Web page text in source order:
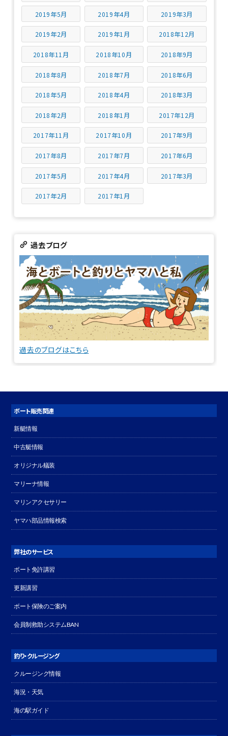
2019年5月 2019年4月 2019年3月
2019年2月 2019年1月 2018年12月
2018年11月 2018年10月 2018年9月
2018年8月 2018年7月 2018年6月
2018年5月 2018年4月 2018年3月
2018年2月 2018年1月 2017年12月
2017年11月 2017年10月 2017年9月
2017年8月 2017年7月 2017年6月
2017年5月 2017年4月 2017年3月
2017年2月 2017年1月
過去ブログ
過去のブログはこちら
ボート販売関連
新艇情報
中古艇情報
オリジナル艤装
マリーナ情報
マリンアクセサリー
ヤマハ部品情報検索
弊社のサービス
ボート免許講習
更新講習
ボート保険のご案内
会員制救助システムBAN
釣り・クルージング
クルージング情報
海況・天気
海の駅ガイド